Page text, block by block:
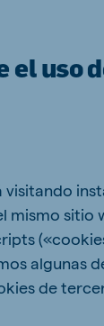
uso
sitio
algunas
de
Serbia
Serbian